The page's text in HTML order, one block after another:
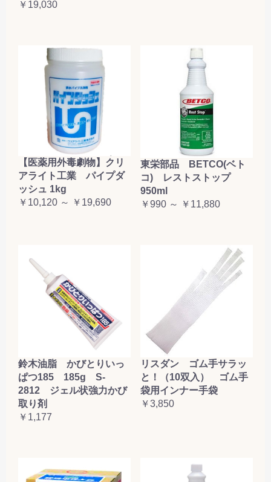
￥19,030
【医薬用外毒劇物】クリ
アライト工業 パイプダ
ッシュ 1kg
￥10,120 ～ ￥19,690
東栄部品 BETCO(ベト
コ) レストストップ
950ml
￥990 ～ ￥11,880
鈴木油脂 かびとりいっ
ぱつ185 185g S-
2812 ジェル状強力かび
取り剤
￥1,177
リスダン ゴム手サラッ
と！（10双入） ゴム手
袋用インナー手袋
￥3,850